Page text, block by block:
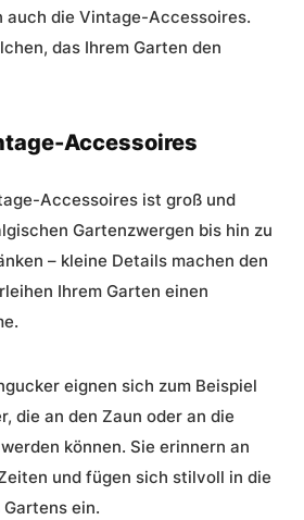
auch die Vintage-Accessoires.
das Ihrem Garten den
Accessoires
Accessoires ist groß und
Gartenzwergen bis hin zu
– kleine Details machen den
Ihrem Garten einen
eignen sich zum Beispiel
die an den Zaun oder an die
können. Sie erinnern an
und fügen sich stilvoll in die
ein.